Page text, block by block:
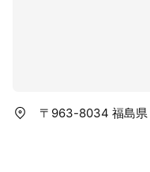
〒963-8034 福島県